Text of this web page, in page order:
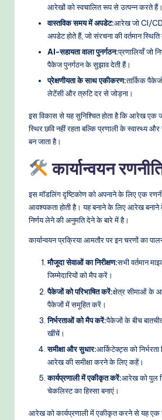
आरेखों को स्वचालित रूप से उत्पन्न करते हैं।
वास्तविक समय में अपडेट:आरेख जो CI/CD
अपडेट होते हैं, जो संरचना की वर्तमान स्थिति
AI-सहायता वाला पुनर्गठन:प्रणालियाँ जो
पैकेज पुनर्गठन के सुझाव देती हैं।
प्रेक्षणीयता के साथ एकीकरण:तार्किक
लेटेंसी और त्रुटि दर से जोड़ना।
इस विकास से यह सुनिश्चित होता है कि आरेख एक
स्थिर छवि नहीं रहता बल्कि प्रणाली के स्वास्थ्य
बन जाता है।
कार्यान्वयन
इस मॉडलिंग दृष्टिकोण को अपनाने के लिए एक
आवश्यकता होती है। यह बनाने के लिए आरेख बनाने
निर्णय लेने की अनुमति देने के बारे में है।
कार्यान्वयन प्रक्रिया आमतौर पर इन चरणों का
मौजूदा सेवाओं का निरीक्षण:सभी वर्तमान
जिम्मेदारियों को मैप करें।
पैकेजों को परिभाषित करें:क्षेत्र सीमाओं के
पैकेजों में समूहित करें।
निर्भरताओं को मैप करें:पैकेजों के बीच
खींचें।
समीक्षा और सुधार:आर्किटेक्ट्स को
आरेख की समीक्षा करने के लिए कहें।
कार्यप्रणाली में एकीकृत करें:आरेख को पुल
चेकलिस्ट का हिस्सा बनाएं।
आरेख को कार्यप्रणाली में एकीकृत करने से यह एक